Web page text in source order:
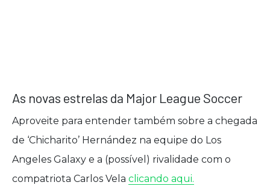
As novas estrelas da Major League Soccer
Aproveite para entender também sobre a chegada
de ‘Chicharito’ Hernández na equipe do Los
Angeles Galaxy e a (possível) rivalidade com o
compatriota Carlos Vela clicando aqui.